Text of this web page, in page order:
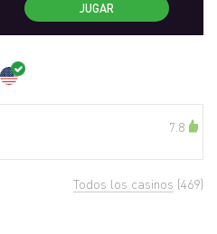
JUGAR
7.8
Todos los casinos (469)